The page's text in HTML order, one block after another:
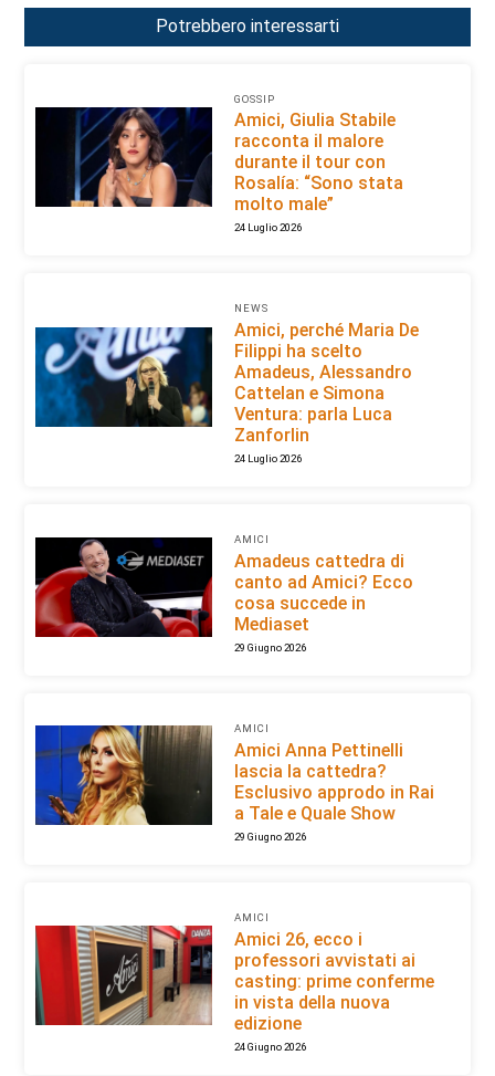
Potrebbero interessarti
GOSSIP
Amici, Giulia Stabile
racconta il malore
durante il tour con
Rosalía: “Sono stata
molto male”
24 Luglio 2026
NEWS
Amici, perché Maria De
Filippi ha scelto
Amadeus, Alessandro
Cattelan e Simona
Ventura: parla Luca
Zanforlin
24 Luglio 2026
AMICI
Amadeus cattedra di
canto ad Amici? Ecco
cosa succede in
Mediaset
29 Giugno 2026
AMICI
Amici Anna Pettinelli
lascia la cattedra?
Esclusivo approdo in Rai
a Tale e Quale Show
29 Giugno 2026
AMICI
Amici 26, ecco i
professori avvistati ai
casting: prime conferme
in vista della nuova
edizione
24 Giugno 2026